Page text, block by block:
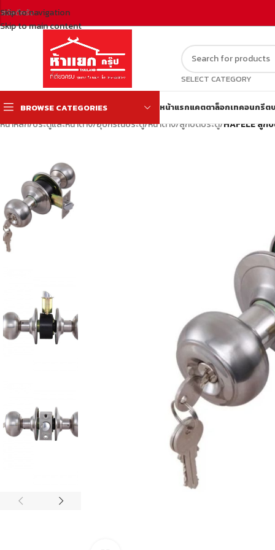
Skip to navigation
Skip to main content
สวัสดีครับ
SELECT CATEGORY
BROWSE CATEGORIES หน้าแรกแคตตาล็อกเทคอนกรีต
หน้าหลัก/ประตูและหน้าต่าง/อุปกรณ์ประตู/หน้าต่าง/ลูกบิดประตู/HAFELE ลู